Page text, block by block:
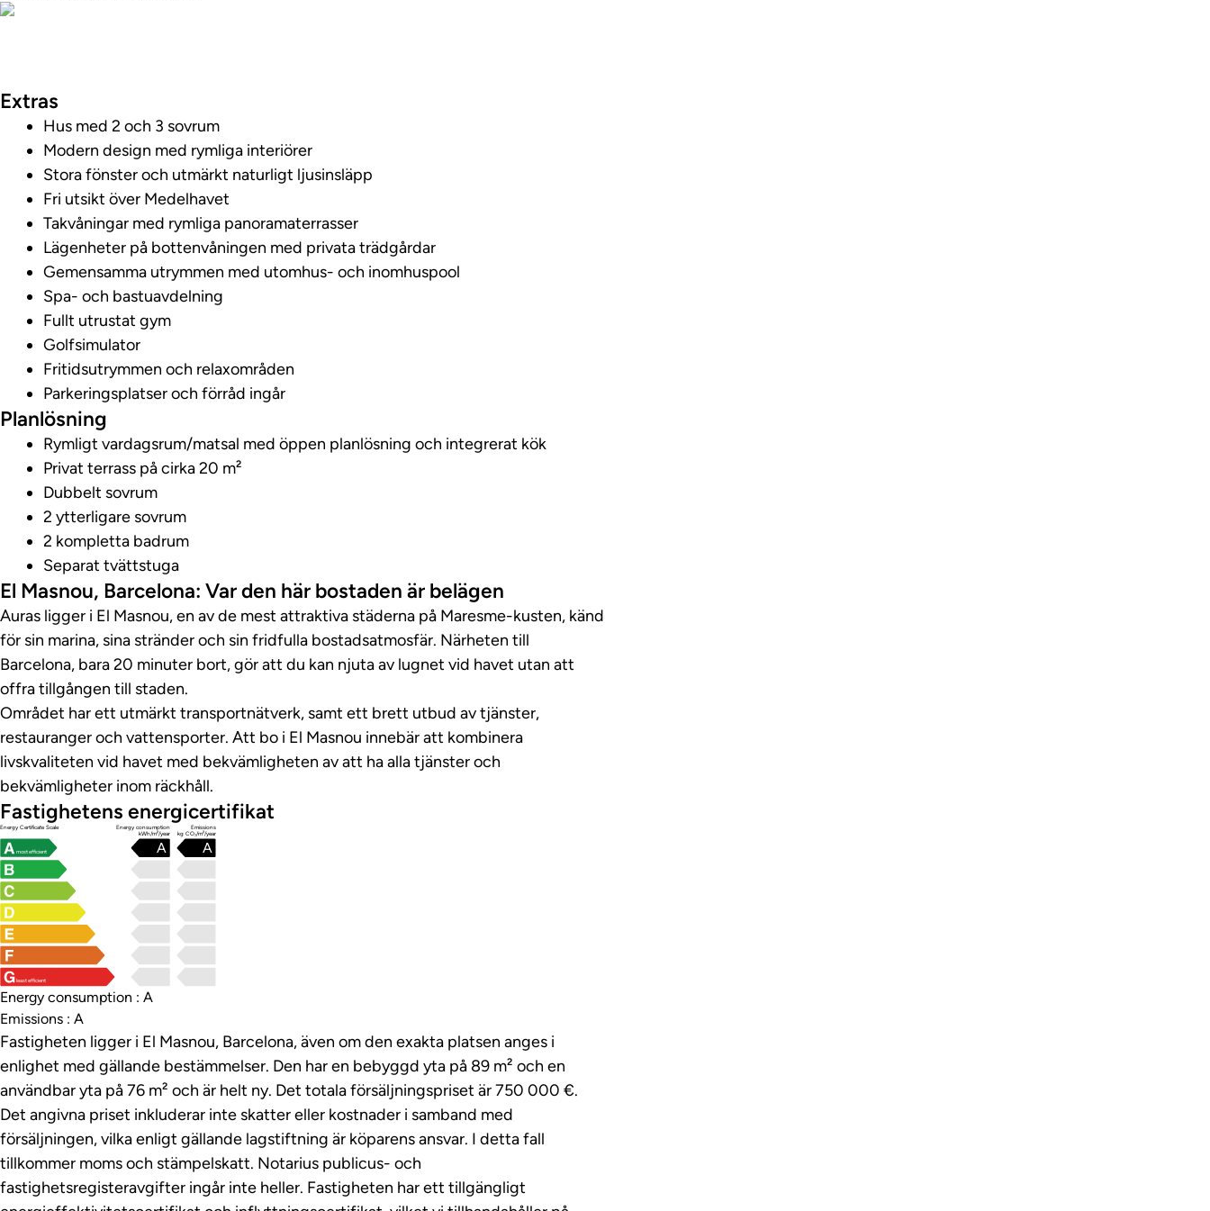
Extras
Hus med 2 och 3 sovrum
Modern design med rymliga interiörer
Stora fönster och utmärkt naturligt ljusinsläpp
Fri utsikt över Medelhavet
Takvåningar med rymliga panoramaterrasser
Lägenheter på bottenvåningen med privata trädgårdar
Gemensamma utrymmen med utomhus- och inomhuspool
Spa- och bastuavdelning
Fullt utrustat gym
Golfsimulator
Fritidsutrymmen och relaxområden
Parkeringsplatser och förråd ingår
Planlösning
Rymligt vardagsrum/matsal med öppen planlösning och integrerat kök
Privat terrass på cirka 20 m²
Dubbelt sovrum
2 ytterligare sovrum
2 kompletta badrum
Separat tvättstuga
El Masnou, Barcelona: Var den här bostaden är belägen
Auras ligger i El Masnou, en av de mest attraktiva städerna på Maresme-kusten, känd
för sin marina, sina stränder och sin fridfulla bostadsatmosfär. Närheten till
Barcelona, ​​bara 20 minuter bort, gör att du kan njuta av lugnet vid havet utan att
offra tillgången till staden.
Området har ett utmärkt transportnätverk, samt ett brett utbud av tjänster,
restauranger och vattensporter. Att bo i El Masnou innebär att kombinera
livskvaliteten vid havet med bekvämligheten av att ha alla tjänster och
bekvämligheter inom räckhåll.
Fastighetens energicertifikat
Energy Certificate Scale
Energy consumption
kWh/m²/year
Emissions
kg CO₂/m²/year
most efficient
least efficient
A
A
Energy consumption : A
Emissions : A
Fastigheten ligger i El Masnou, Barcelona, ​​​​även om den exakta platsen anges i
enlighet med gällande bestämmelser. Den har en bebyggd yta på 89 m² och en
användbar yta på 76 m² och är helt ny. Det totala försäljningspriset är 750 000 €.
Det angivna priset inkluderar inte skatter eller kostnader i samband med
försäljningen, vilka enligt gällande lagstiftning är köparens ansvar. I detta fall
tillkommer moms och stämpelskatt. Notarius publicus- och
fastighetsregisteravgifter ingår inte heller. Fastigheten har ett tillgängligt